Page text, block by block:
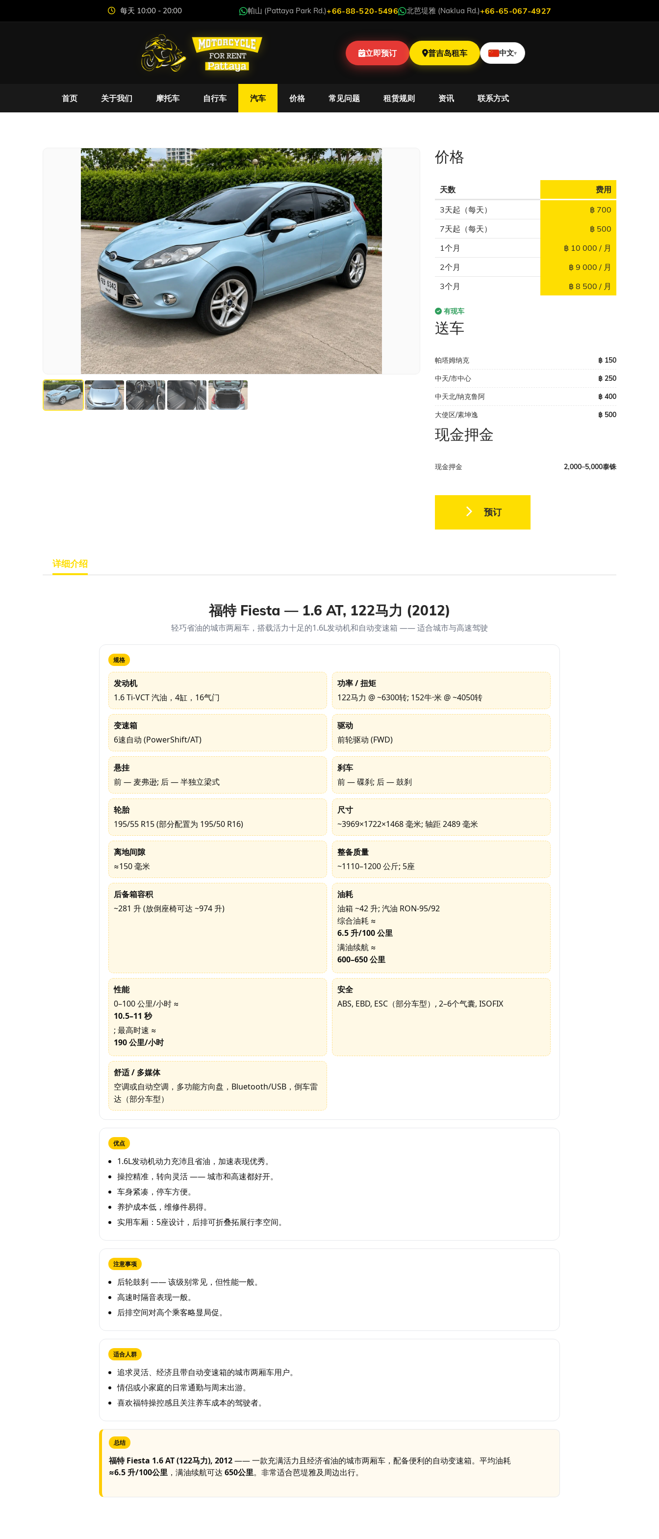
每天 10:00 - 20:00 帕山 (Pattaya Park Rd.)+66-88-520-5496 北芭堤雅 (Naklua Rd.)+66-65-067-4927
立即预订 普吉岛租车 中文▾
首页 关于我们 摩托车 自行车 汽车 价格 常见问题 租赁规则 资讯 联系方式
价格
天数 费用
3天起（每天）
฿ 700
7天起（每天）
฿ 500
1个月
฿ 10 000 / 月
2个月
฿ 9 000 / 月
3个月
฿ 8 500 / 月
有现车
送车
帕塔姆纳克 ฿ 150
中天/市中心 ฿ 250
中天北/纳克鲁阿 ฿ 400
大使区/素坤逸 ฿ 500
现金押金
现金押金 2,000–5,000泰铢
预订
详细介绍
福特 Fiesta — 1.6 AT, 122马力 (2012)
轻巧省油的城市两厢车，搭载活力十足的1.6L发动机和自动变速箱 —— 适合城市与高速驾驶
规格
发动机
1.6 Ti-VCT 汽油，4缸，16气门
功率 / 扭矩
122马力 @ ~6300转; 152牛·米 @ ~4050转
变速箱
6速自动 (PowerShift/AT)
驱动
前轮驱动 (FWD)
悬挂
前 — 麦弗逊; 后 — 半独立梁式
刹车
前 — 碟刹; 后 — 鼓刹
轮胎
195/55 R15 (部分配置为 195/50 R16)
尺寸
~3969×1722×1468 毫米; 轴距 2489 毫米
离地间隙
≈150 毫米
整备质量
~1110–1200 公斤; 5座
后备箱容积
~281 升 (放倒座椅可达 ~974 升)
油耗
油箱 ~42 升; 汽油 RON-95/92
综合油耗 ≈
6.5 升/100 公里
满油续航 ≈
600–650 公里
性能
0–100 公里/小时 ≈
10.5–11 秒
; 最高时速 ≈
190 公里/小时
安全
ABS, EBD, ESC（部分车型）, 2–6个气囊, ISOFIX
舒适 / 多媒体
空调或自动空调，多功能方向盘，Bluetooth/USB，倒车雷
达（部分车型）
优点
1.6L发动机动力充沛且省油，加速表现优秀。
操控精准，转向灵活 —— 城市和高速都好开。
车身紧凑，停车方便。
养护成本低，维修件易得。
实用车厢：5座设计，后排可折叠拓展行李空间。
注意事项
后轮鼓刹 —— 该级别常见，但性能一般。
高速时隔音表现一般。
后排空间对高个乘客略显局促。
适合人群
追求灵活、经济且带自动变速箱的城市两厢车用户。
情侣或小家庭的日常通勤与周末出游。
喜欢福特操控感且关注养车成本的驾驶者。
总结
福特 Fiesta 1.6 AT (122马力), 2012—— 一款充满活力且经济省油的城市两厢车，配备便利的自动变速箱。平均油耗
≈6.5 升/100公里 ，满油续航可达 650公里。非常适合芭堤雅及周边出行。